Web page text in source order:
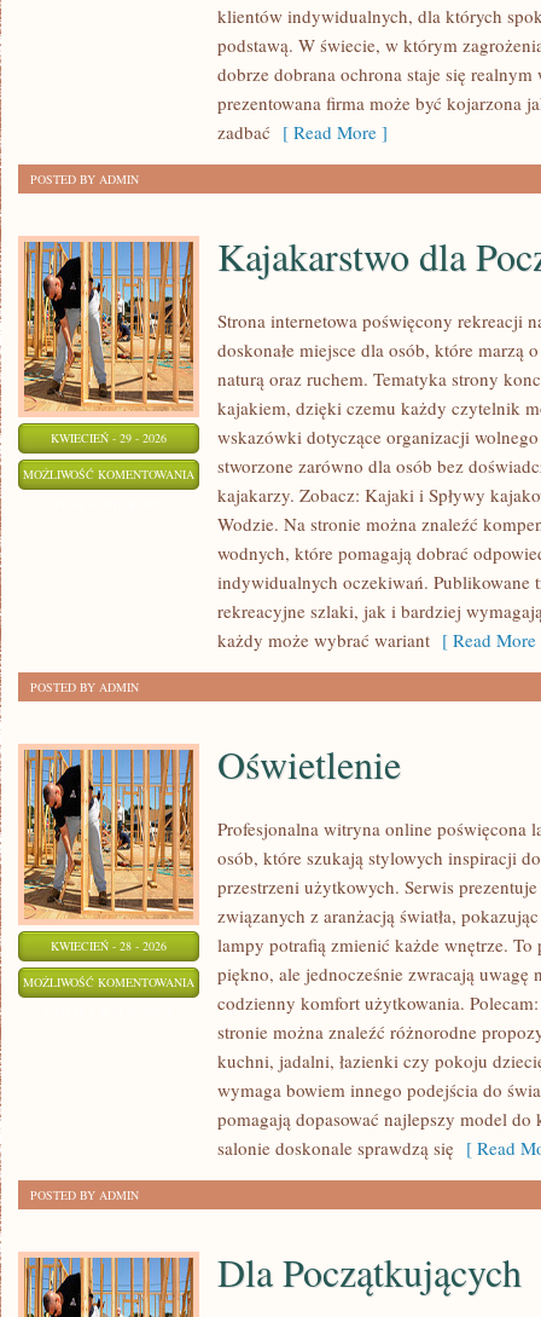
klientów indywidualnych, dla których
podstawą. W świecie, w którym
dobrze dobrana ochrona staje się
prezentowana firma może być kojarzona
zadbać [ Read More ]
POSTED BY ADMIN
KWIECIEŃ - 29 - 2026
MOŻLIWOŚĆ KOMENTOWANIA KAJAKARSTWO
POCZĄTKUJĄCYCH
Kajakarstwo dla
Strona internetowa poświęcony rekreacji
doskonałe miejsce dla osób, które marzą
naturą oraz ruchem. Tematyka strony
kajakiem, dzięki czemu każdy czytelnik
wskazówki dotyczące organizacji
stworzone zarówno dla osób bez
kajakarzy. Zobacz: Kajaki i Spływy
Wodzie. Na stronie można znaleźć
wodnych, które pomagają dobrać
indywidualnych oczekiwań. Publikowane
rekreacyjne szlaki, jak i bardziej
każdy może wybrać wariant [ Read
POSTED BY ADMIN
KWIECIEŃ - 28 - 2026
MOŻLIWOŚĆ KOMENTOWANIA OŚWIETLENIE
Oświetlenie
Profesjonalna witryna online poświęcona
osób, które szukają stylowych inspiracji
przestrzeni użytkowych. Serwis
związanych z aranżacją światła,
lampy potrafią zmienić każde wnętrze.
piękno, ale jednocześnie zwracają uwagę
codzienny komfort użytkowania.
stronie można znaleźć różnorodne
kuchni, jadalni, łazienki czy pokoju
wymaga bowiem innego podejścia do
pomagają dopasować najlepszy model
salonie doskonale sprawdzą się [ Read
POSTED BY ADMIN
Dla Początkujących